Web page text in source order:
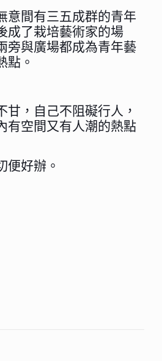
意間有三五成群的青年
成了栽培藝術家的場
旁與廣場都成為青年藝
點。
，自己不阻礙行人，
有空間又有人潮的熱點
便好辦。